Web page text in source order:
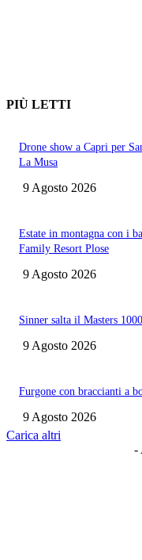
PIÙ LETTI
Drone show a Capri per
La Musa
9 Agosto 2026
Estate in montagna con i
Family Resort Plose
9 Agosto 2026
Sinner salta il Masters
9 Agosto 2026
Furgone con braccianti a
9 Agosto 2026
Carica altri
-